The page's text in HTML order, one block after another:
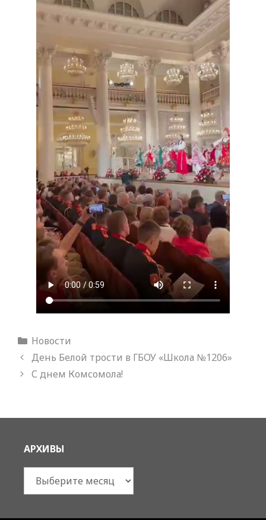
Рубрики
Новости
День Белой трости в ГБОУ «Школа №1206»
С днем Комсомола!
АРХИВЫ
Архивы